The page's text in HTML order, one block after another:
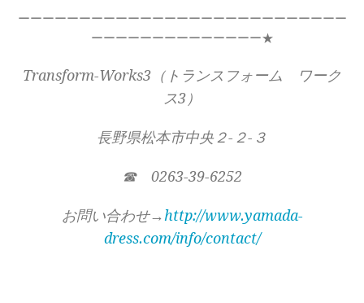
ーーーーーーーーーーーーーーーーーーーーーーーーーーー
ーーーーーーーーーーーーーー★
Transform-Works3（トランスフォーム ワーク
ス3）
長野県松本市中央２-２-３
☎ 0263-39-6252
お問い合わせ→http://www.yamada-
dress.com/info/contact/